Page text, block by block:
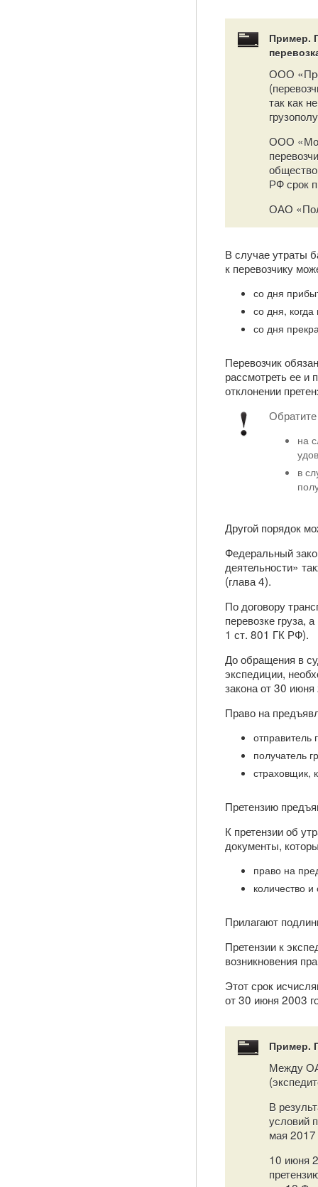
Пример.
ООО
так как
ООО
РФ срок
ОАО
В случае утраты
к перевозчику
со дня
со дня,
со дня
Перевозчик
рассмотреть ее и
отклонении
на
в
Другой порядок
Федеральный
деятельности»
(глава 4).
По договору
перевозке груза,
1 ст. 801 ГК РФ).
До обращения в
экспедиции,
закона от 30
Право на
отправитель
получатель
страховщик,
Претензию
К претензии об
документы,
право на
количество
Прилагают
Претензии к
возникновения
Этот срок
от 30 июня 2003
Пример.
Между
В
условий
мая 2017
10 июня